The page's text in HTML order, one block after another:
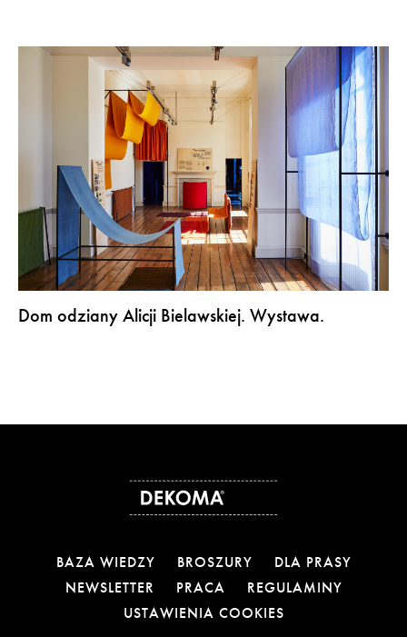
Dom odziany Alicji Bielawskiej. Wystawa.
BAZA WIEDZY BROSZURY
DLA PRASY
NEWSLETTER
PRACA
REGULAMINY
USTAWIENIA COOKIES